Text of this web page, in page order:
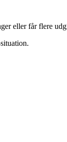
eller får flere